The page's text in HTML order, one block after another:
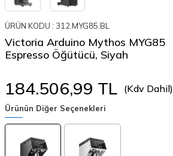
ÜRÜN KODU : 312.MYG85.BL
Victoria Arduino Mythos MYG85
Espresso Öğütücü, Siyah
184.506,99 TL (Kdv Dahil)
Ürünün Diğer Seçenekleri